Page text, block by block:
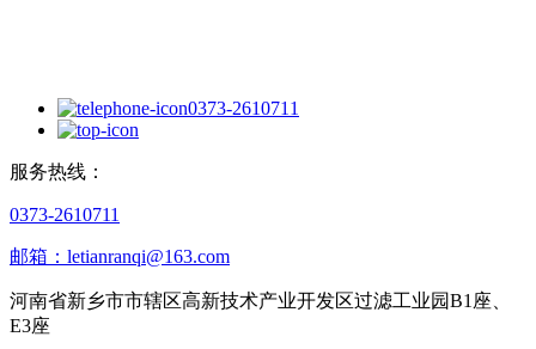
0373-2610711
服务热线：
0373-2610711
邮箱：letianranqi@163.com
河南省新乡市市辖区高新技术产业开发区过滤工业园B1座、
E3座